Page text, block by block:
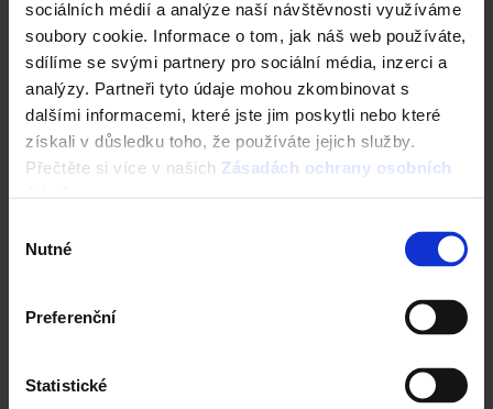
sociálních médií a analýze naší návštěvnosti využíváme
soubory cookie. Informace o tom, jak náš web používáte,
sdílíme se svými partnery pro sociální média, inzerci a
analýzy. Partneři tyto údaje mohou zkombinovat s
dalšími informacemi, které jste jim poskytli nebo které
získali v důsledku toho, že používáte jejich služby.
Přečtěte si více v našich Zásadách ochrany osobních
souhlasu
Nutné
Preferenční
Statistické
ZAČÍT NOVOU KONFIGURACI
Nástroje a služby